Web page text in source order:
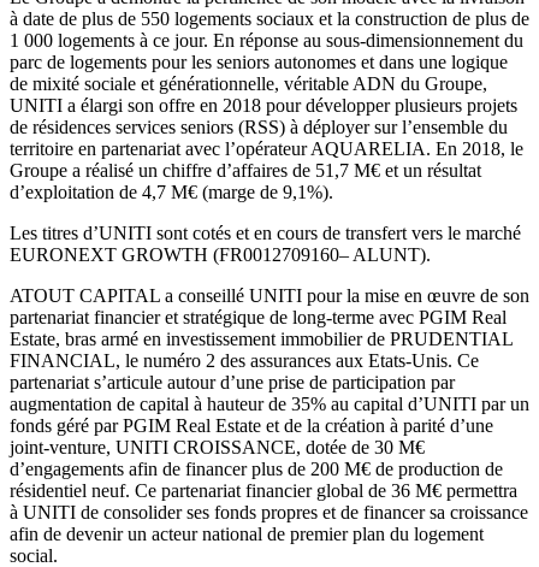
à date de plus de 550 logements sociaux et la construction de plus de
1 000 logements à ce jour. En réponse au sous-dimensionnement du
parc de logements pour les seniors autonomes et dans une logique
de mixité sociale et générationnelle, véritable ADN du Groupe,
UNITI a élargi son offre en 2018 pour développer plusieurs projets
de résidences services seniors (RSS) à déployer sur l’ensemble du
territoire en partenariat avec l’opérateur AQUARELIA. En 2018, le
Groupe a réalisé un chiffre d’affaires de 51,7 M€ et un résultat
d’exploitation de 4,7 M€ (marge de 9,1%).
Les titres d’UNITI sont cotés et en cours de transfert vers le marché
EURONEXT GROWTH (FR0012709160– ALUNT).
ATOUT CAPITAL a conseillé UNITI pour la mise en œuvre de son
partenariat financier et stratégique de long-terme avec PGIM Real
Estate, bras armé en investissement immobilier de PRUDENTIAL
FINANCIAL, le numéro 2 des assurances aux Etats-Unis. Ce
partenariat s’articule autour d’une prise de participation par
augmentation de capital à hauteur de 35% au capital d’UNITI par un
fonds géré par PGIM Real Estate et de la création à parité d’une
joint-venture, UNITI CROISSANCE, dotée de 30 M€
d’engagements afin de financer plus de 200 M€ de production de
résidentiel neuf. Ce partenariat financier global de 36 M€ permettra
à UNITI de consolider ses fonds propres et de financer sa croissance
afin de devenir un acteur national de premier plan du logement
social.